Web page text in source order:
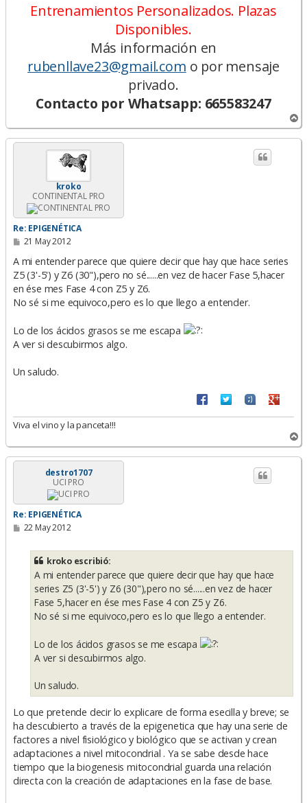
Entrenamientos Personalizados. Plazas
Disponibles.
Más información en
rubenllave23@gmail.com o por mensaje
privado.
Contacto por Whatsapp: 665583247
r
r
kroko
CONTINENTAL PRO
Re: EPIGENÉTICA
M
n
s
a
j
e
21 May 2012
A mi entender parece que quiere decir que hay que hace series
Z5 (3'-5') y Z6 (30"),pero no sé......en vez de hacer Fase 5,hacer
en ése mes Fase 4 con Z5 y Z6.
No sé si me equivoco,pero es lo que llego a entender.
Lo de los ácidos grasos se me escapa
A ver si descubirmos algo.
Un saludo.
Viva el vino y la panceta!!!
r
r
destro1707
UCI PRO
Re: EPIGENÉTICA
M
22 May 2012
kroko escribió:
A mi entender parece que quiere decir que hay que hace
series Z5 (3'-5') y Z6 (30"),pero no sé......en vez de hacer
Fase 5,hacer en ése mes Fase 4 con Z5 y Z6.
No sé si me equivoco,pero es lo que llego a entender.
Lo de los ácidos grasos se me escapa
A ver si descubirmos algo.
Un saludo.
Lo que pretende decir lo explicare de forma esecilla y breve; se
ha descubierto a través de la epigenetica que hay una serie de
factores a nivel fisiológico y biológico que se activan y crean
adaptaciones a nivel mitocondrial . Ya se sabe desde hace
tiempo que la biogenesis mitocondrial guarda una relación
directa con la creación de adaptaciones en la fase de base.